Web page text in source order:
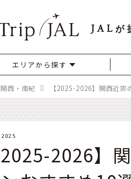
JAL が
エリアから探す
関西・南紀
2025
2025-2026】